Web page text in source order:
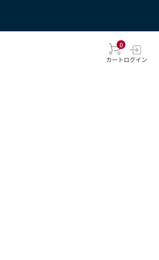
0
カートログイン